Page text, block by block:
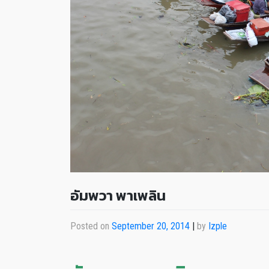
อัมพวา พาเพลิน
Posted on September 20, 2014 | by Izple